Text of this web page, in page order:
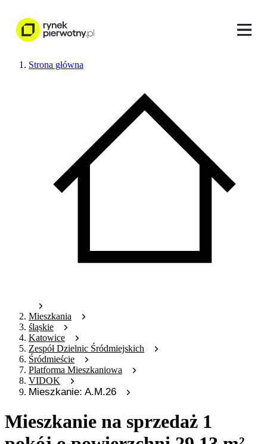
Strona główna
Mieszkania
śląskie
Katowice
Zespół Dzielnic Śródmiejskich
Śródmieście
Platforma Mieszkaniowa
VIDOK
Mieszkanie: A.M.26
Mieszkanie na sprzedaż 1